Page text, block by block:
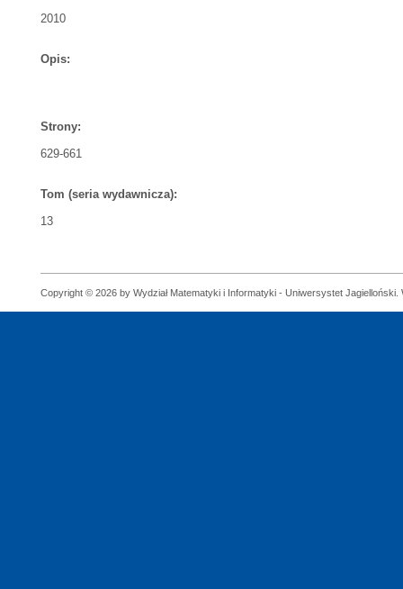
2010
Opis:
Strony:
629-661
Tom (seria wydawnicza):
13
Copyright © 2026 by Wydział Matematyki i Informatyki - Uniwersystet